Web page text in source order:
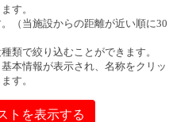
す。
（当施設からの距離が近い順に30
類で絞り込むことができます。
本情報が表示され、名称をクリッ
す。
トを表示する